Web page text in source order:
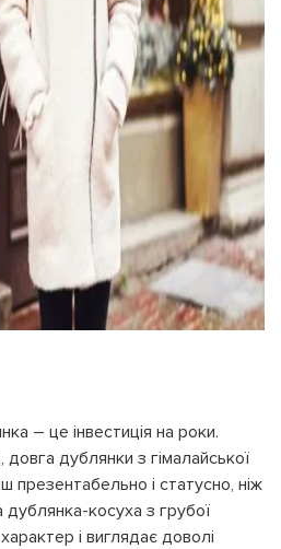
– це інвестиція на роки.
дублянки з гімалайської
презентабельно і статусно, ніж
косуха з грубої
і виглядає доволі